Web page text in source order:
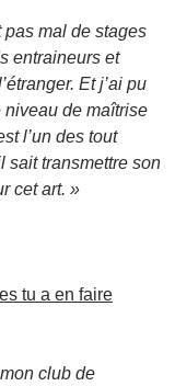
pas mal de stages
entraineurs et
Et j’ai pu
niveau de maîtrise
l’un des tout
sait transmettre son
cet art. »
tu a en faire
club de